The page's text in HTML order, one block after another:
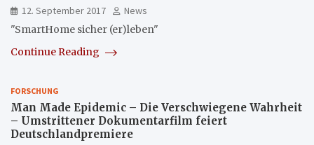
12. September 2017
News
"SmartHome sicher (er)leben"
Continue Reading
FORSCHUNG
Man Made Epidemic – Die Verschwiegene Wahrheit
– Umstrittener Dokumentarfilm feiert
Deutschlandpremiere